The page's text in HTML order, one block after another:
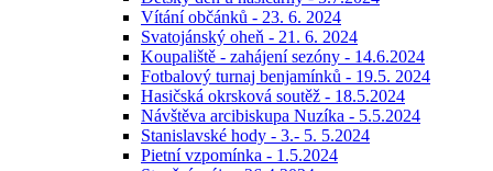
Vítání občánků - 23. 6. 2024
Svatojánský oheň - 21. 6. 2024
Koupaliště - zahájení sezóny - 14.6.2024
Fotbalový turnaj benjamínků - 19.5. 2024
Hasičská okrsková soutěž - 18.5.2024
Návštěva arcibiskupa Nuzíka - 5.5.2024
Stanislavské hody - 3.- 5. 5.2024
Pietní vzpomínka - 1.5.2024